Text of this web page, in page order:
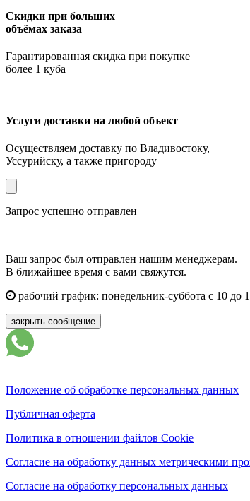
Скидки при больших
объёмах заказа
Гарантированная скидка при покупке
более 1 куба
Услуги доставки на любой объект
Осуществляем доставку по Владивостоку,
Уссурийску, а также пригороду
Запрос успешно отправлен
Ваш запрос был отправлен нашим менеджерам.
В ближайшее время с вами свяжутся.
рабочий график: понедельник-суббота с 10 до
закрыть сообщение
Положение об обработке персональных данных
Публичная оферта
Политика в отношении файлов Cookie
Согласие на обработку данных метрическими
Согласие на обработку персональных данных